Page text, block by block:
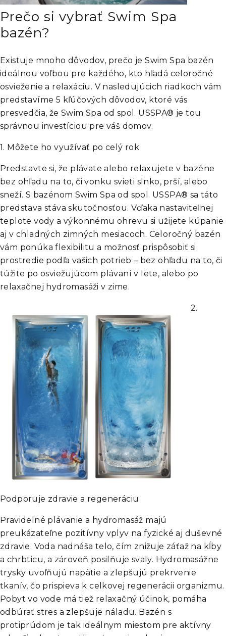
Prečo si vybrať Swim Spa
bazén?
Existuje mnoho dôvodov, prečo je Swim Spa bazén
ideálnou voľbou pre každého, kto hľadá celoročné
osvieženie a relaxáciu. V nasledujúcich riadkoch vám
predstavíme 5 kľúčových dôvodov, ktoré vás
presvedčia, že Swim Spa od spol. USSPA® je tou
správnou investíciou pre váš domov.
1. Môžete ho využívať po celý rok
Predstavte si, že plávate alebo relaxujete v bazéne
bez ohľadu na to, či vonku svieti slnko, prší, alebo
sneží. S bazénom Swim Spa od spol. USSPA® sa táto
predstava stáva skutočnosťou. Vďaka nastaviteľnej
teplote vody a výkonnému ohrevu si užijete kúpanie
aj v chladných zimných mesiacoch. Celoročný bazén
vám ponúka flexibilitu a možnosť prispôsobiť si
prostredie podľa vašich potrieb – bez ohľadu na to, či
túžite po osviežujúcom plávaní v lete, alebo po
relaxačnej hydromasáži v zime.
2.
Podporuje zdravie a regeneráciu
Pravidelné plávanie a hydromasáž majú
preukázateľne pozitívny vplyv na fyzické aj duševné
zdravie. Voda nadnáša telo, čím znižuje záťaž na kĺby
a chrbticu, a zároveň posilňuje svaly. Hydromasážne
trysky uvoľňujú napätie a zlepšujú prekrvenie
tkanív, čo prispieva k celkovej regenerácii organizmu.
Pobyt vo vode má tiež relaxačný účinok, pomáha
odbúrať stres a zlepšuje náladu. Bazén s
protiprúdom je tak ideálnym miestom pre aktívny